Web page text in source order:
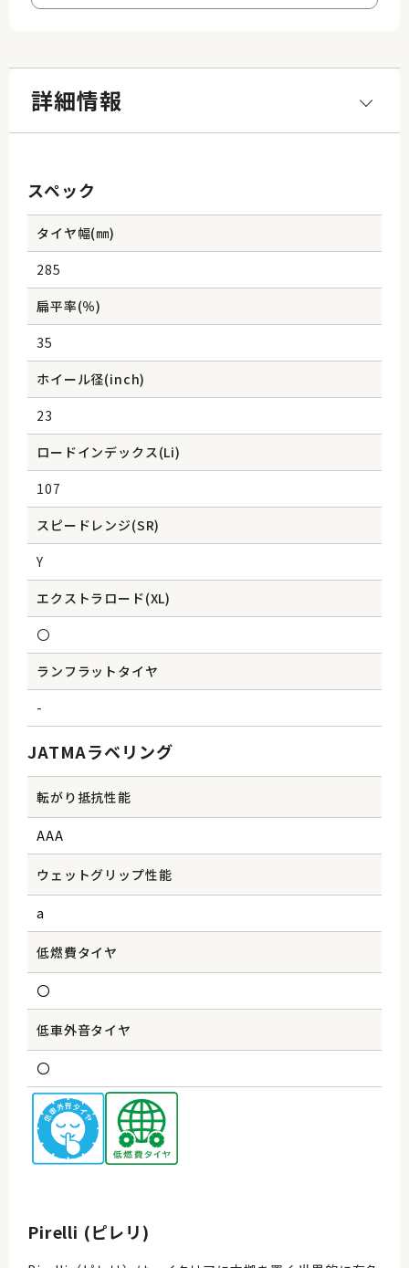
詳細情報
スペック
タイヤ幅(㎜)
285
扁平率(％)
35
ホイール径(inch)
23
ロードインデックス(Li)
107
スピードレンジ(SR)
Y
エクストラロード(XL)
〇
ランフラットタイヤ
-
JATMAラベリング
転がり抵抗性能
AAA
ウェットグリップ性能
a
低燃費タイヤ
〇
低車外音タイヤ
〇
Pirelli (ピレリ)